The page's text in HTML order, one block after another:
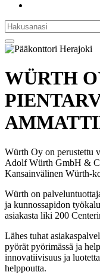
WÜRTH
Würth Oy on perustettu
Adolf Würth GmbH &
Kansainvälinen Würth-
Würth on
ja kunnossapidon
asiakasta liki 200
Lähes tuhat
pyörät pyörimässä ja
innovatiivisuus ja
helppoutta.